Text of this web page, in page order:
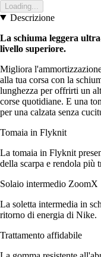
Loading...
Descrizione
La schiuma leggera
livello superiore.
Migliora
alla tua corsa con la
lunghezza per offrirti un
corse quotidiane. E una
per una calzata senza
Tomaia in Flyknit
La tomaia in Flyknit
della scarpa e rendola più
Solaio intermedio ZoomX
La soletta intermedia in
ritorno di energia di Nike.
Trattamento affidabile